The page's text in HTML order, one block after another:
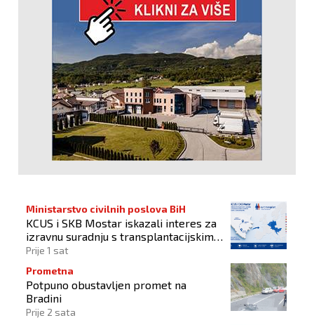
Ministarstvo civilnih poslova BiH
KCUS i SKB Mostar iskazali interes za
izravnu suradnju s transplantacijskim
centrima članica Eurotransplanta
Prije 1 sat
Prometna
Potpuno obustavljen promet na
Bradini
Prije 2 sata